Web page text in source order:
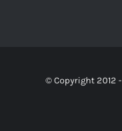
© Copyright 2012 -